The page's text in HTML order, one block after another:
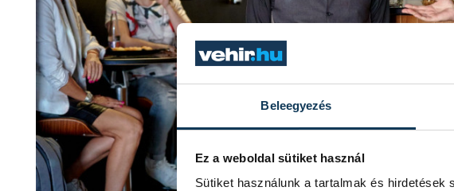
Beleegyezés
Ez a weboldal sütiket használ
Sütiket használunk a tartalmak és